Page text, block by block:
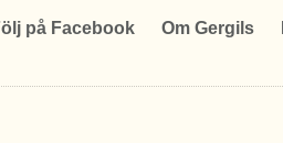
på Facebook Om Gergils